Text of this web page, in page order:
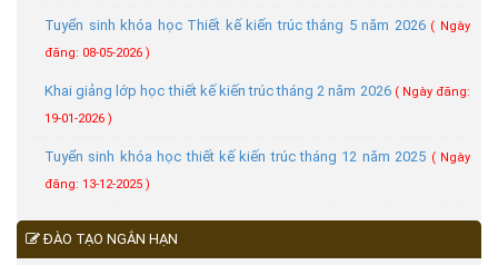
Tuyển sinh khóa học Thiết kế kiến trúc tháng 5 năm 2026 ( Ngày
đăng: 08-05-2026 )
Khai giảng lớp học thiết kế kiến trúc tháng 2 năm 2026 ( Ngày đăng:
19-01-2026 )
Tuyển sinh khóa học thiết kế kiến trúc tháng 12 năm 2025 ( Ngày
đăng: 13-12-2025 )
ĐÀO TẠO NGẮN HẠN